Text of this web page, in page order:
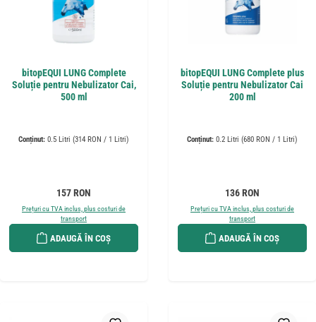
bitopEQUI LUNG Complete
Soluție pentru Nebulizator Cai,
500 ml
Conținut: 0.5 Litri (314 RON / 1 Litri)
Preț obișnuit:
157 RON
Prețuri cu TVA inclus, plus costuri de
transport
ADAUGĂ ÎN COȘ
bitopEQUI LUNG Complete plus
Soluție pentru Nebulizator Cai
200 ml
Conținut: 0.2 Litri (680 RON / 1 Litri)
Preț obișnuit:
136 RON
Prețuri cu TVA inclus, plus costuri de
transport
ADAUGĂ ÎN COȘ